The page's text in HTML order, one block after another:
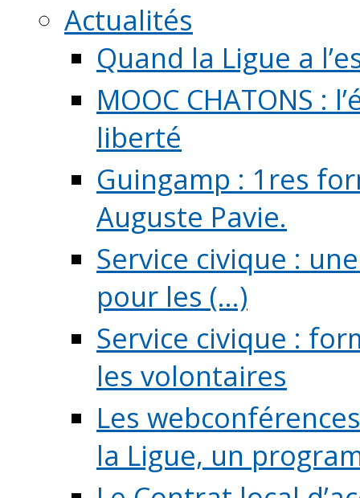
Actualités
Quand la Ligue a
MOOC CHATONS
liberté
Guingamp : 1res
Auguste Pavie.
Service civique :
pour les (...)
Service civique :
les volontaires
Les
la Ligue, un